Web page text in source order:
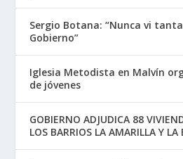
Sergio Botana: “Nunca vi
Gobierno”
Iglesia Metodista en Malvín
de jóvenes
GOBIERNO ADJUDICA 88
LOS BARRIOS LA AMARILLA Y LA